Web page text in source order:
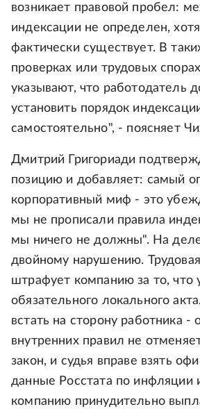
возникает правовой пробел:
индексации не определен,
фактически существует. В
проверках или трудовых
указывают, что работодатель
установить порядок
самостоятельно", - поясняет
Дмитрий Григориади
позицию и добавляет: самый
корпоративный миф - это
мы не прописали правила
мы ничего не должны". На
двойному нарушению.
штрафует компанию за то, что
обязательного локального
встать на сторону работника -
внутренних правил не
закон, и судья вправе взять
данные Росстата по инфляции
компанию принудительно